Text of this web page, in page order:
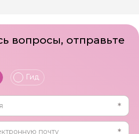
вопросы, отправьте
Гид